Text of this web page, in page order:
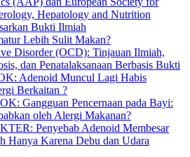
Hepatology and Nutrition
Bukti Ilmiah
Lebih Sulit Makan?
Disorder (OCD): Tinjauan Ilmiah,
dan Penatalaksanaan Berbasis Bukti
Adenoid Muncul Lagi Habis
Berkaitan ?
Gangguan Pencernaan pada Bayi:
oleh Alergi Makanan?
Penyebab Adenoid Membesar
Hanya Karena Debu dan Udara